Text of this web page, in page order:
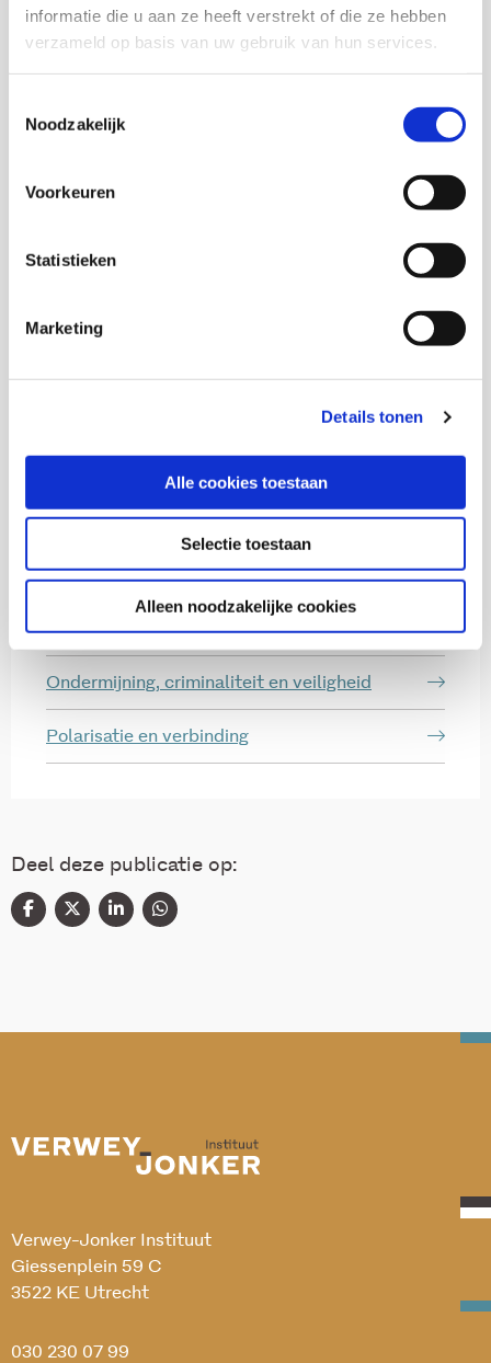
informatie die u aan ze heeft verstrekt of die ze hebben
verzameld op basis van uw gebruik van hun services.
Noodzakelijk
Voorkeuren
Statistieken
Marketing
Details tonen
Alle cookies toestaan
Selectie toestaan
Alleen noodzakelijke cookies
Onderzoekers
Donya Yassine
Jeugd en opvoeding
Buurten en leefbaarheid
Diversiteit
Ondermijning, criminaliteit en veiligheid
Polarisatie en verbinding
Deel deze publicatie op:
Verwey-Jonker Instituut
Giessenplein 59 C
3522 KE Utrecht
030 230 07 99